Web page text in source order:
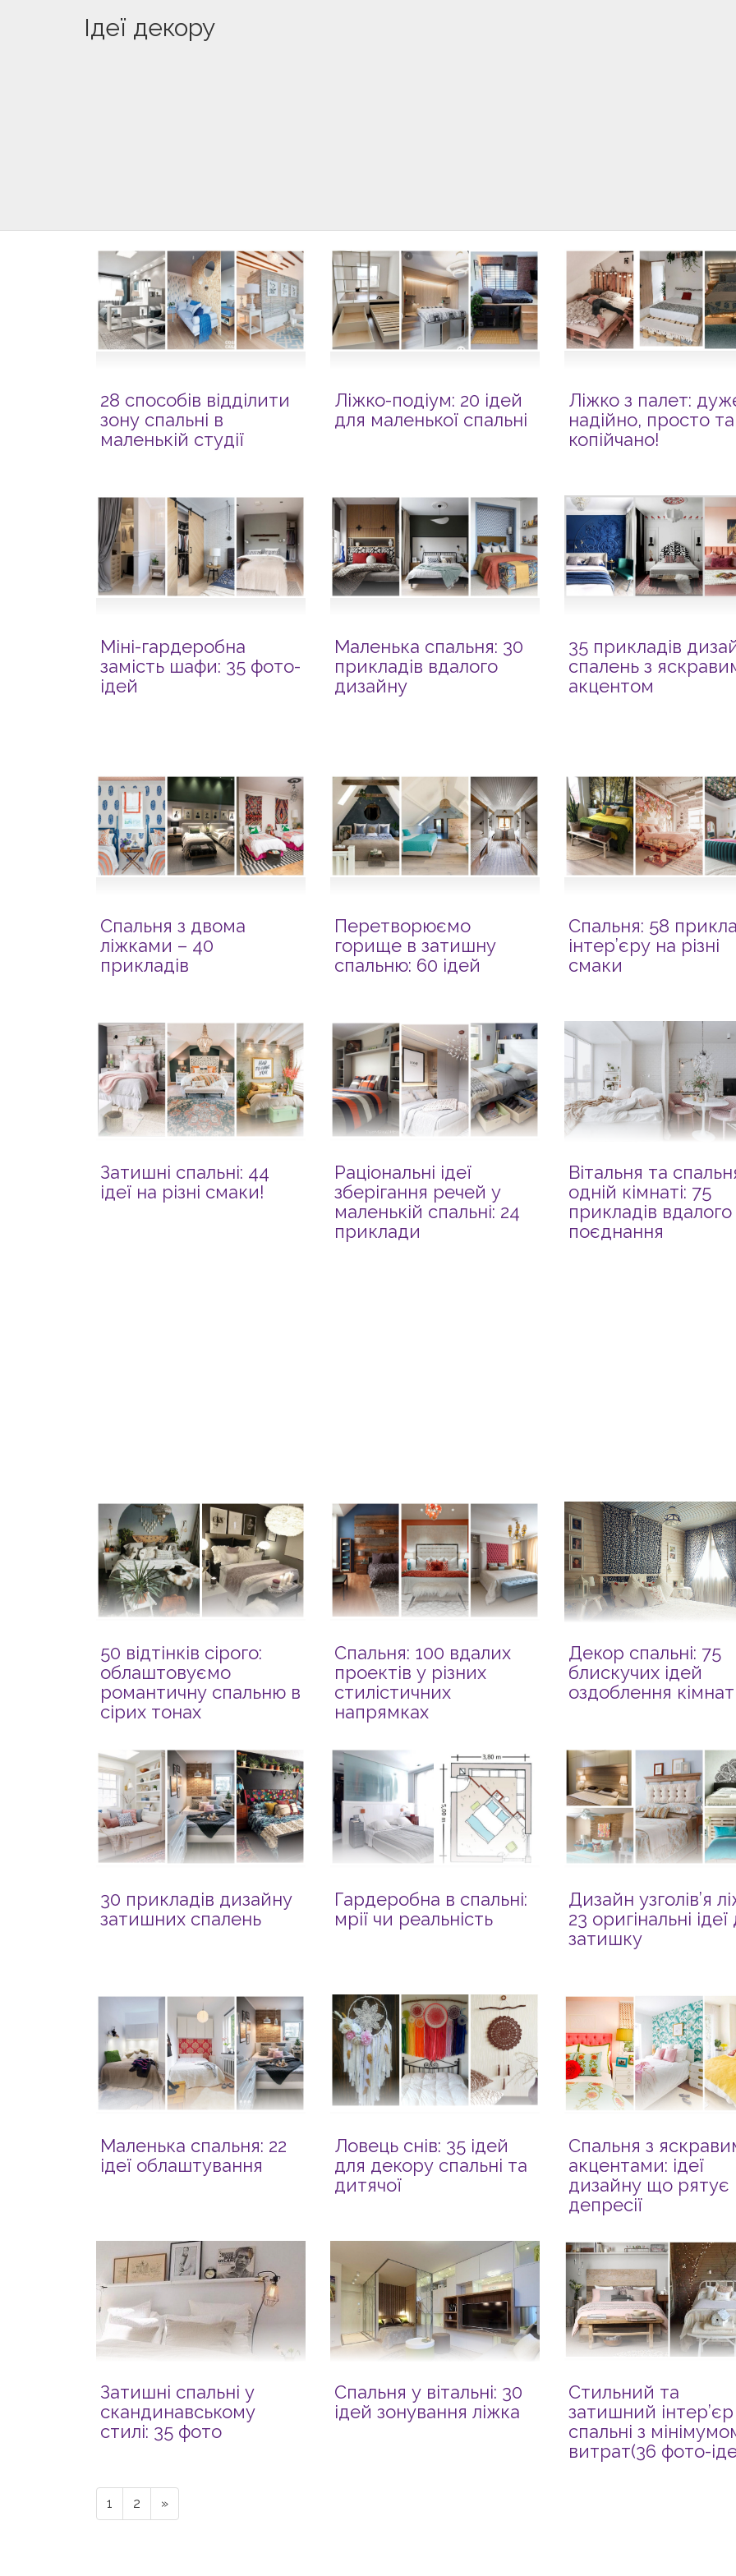
Ідеї декору
28 способів відділити
зону спальні в
маленькій студії
Ліжко-подіум: 20 ідей
для маленької спальні
Ліжко з палет:
надійно, просто та
копійчано!
Міні-гардеробна
замість шафи: 35 фото-
ідей
Маленька спальня: 30
прикладів вдалого
дизайну
35 прикладів
спалень з
акцентом
Спальня з двома
ліжками – 40
прикладів
Перетворюємо
горище в затишну
спальню: 60 ідей
Спальня: 58
інтер’єру на різні
смаки
Затишні спальні: 44
ідеї на різні смаки!
Раціональні ідеї
зберігання речей у
маленькій спальні: 24
приклади
Вітальня та
одній кімнаті: 75
прикладів вдалого
поєднання
50 відтінків сірого:
облаштовуємо
романтичну спальню в
сірих тонах
Спальня: 100 вдалих
проектів у різних
стилістичних
напрямках
Декор спальні: 75
блискучих ідей
оздоблення
30 прикладів дизайну
затишних спалень
Гардеробна в спальні:
мрії чи реальність
Дизайн узголів’я
23 оригінальні
затишку
Маленька спальня: 22
ідеї облаштування
Ловець снів: 35 ідей
для декору спальні та
дитячої
Спальня з
акцентами: ідеї
дизайну що рятує
депресії
Затишні спальні у
скандинавському
стилі: 35 фото
Спальня у вітальні: 30
ідей зонування ліжка
Стильний та
затишний інтер’єр
спальні з
витрат(36 фото-
1 2 »